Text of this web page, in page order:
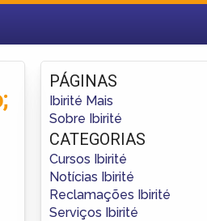
Fazer login
Criar conta
PÁGINAS
Ibirité Mais
Sobre Ibirité
CATEGORIAS
Cursos Ibirité
Notícias Ibirité
Reclamações Ibirité
Serviços Ibirité